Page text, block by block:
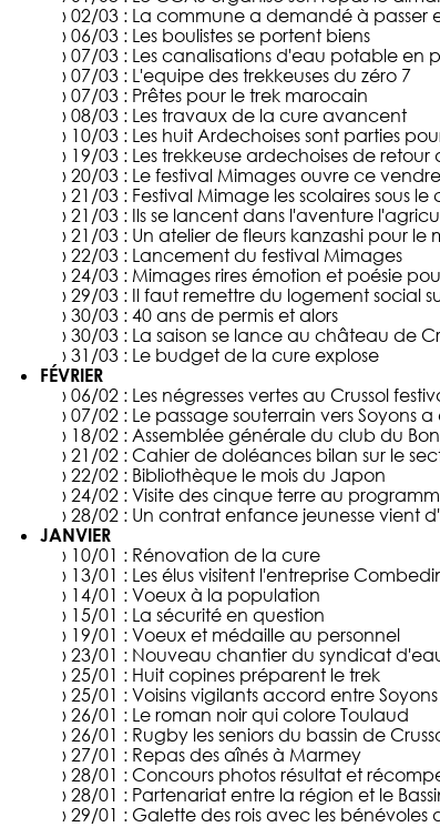
› 02/03 : La commune a demandé à passer
› 06/03 : Les boulistes se portent biens
› 07/03 : Les canalisations d'eau potable en
› 07/03 : L'equipe des trekkeuses du zéro 7
› 07/03 : Prêtes pour le trek marocain
› 08/03 : Les travaux de la cure avancent
› 10/03 : Les huit Ardechoises sont parties
› 19/03 : Les trekkeuse ardechoises de
› 20/03 : Le festival Mimages ouvre ce
› 21/03 : Festival Mimage les scolaires sous le
› 21/03 : Ils se lancent dans l'aventure
› 21/03 : Un atelier de fleurs kanzashi pour le
› 22/03 : Lancement du festival Mimages
› 24/03 : Mimages rires émotion et poésie
› 29/03 : Il faut remettre du logement social
› 30/03 : 40 ans de permis et alors
› 30/03 : La saison se lance au château de
› 31/03 : Le budget de la cure explose
FÉVRIER
› 06/02 : Les négresses vertes au Crussol
› 07/02 : Le passage souterrain vers Soyons
› 18/02 : Assemblée générale du club du
› 21/02 : Cahier de doléances bilan sur le
› 22/02 : Bibliothèque le mois du Japon
› 24/02 : Visite des cinque terre au
› 28/02 : Un contrat enfance jeunesse vient
JANVIER
› 10/01 : Rénovation de la cure
› 13/01 : Les élus visitent l'entreprise
› 14/01 : Voeux à la population
› 15/01 : La sécurité en question
› 19/01 : Voeux et médaille au personnel
› 23/01 : Nouveau chantier du syndicat
› 25/01 : Huit copines préparent le trek
› 25/01 : Voisins vigilants accord entre
› 26/01 : Le roman noir qui colore Toulaud
› 26/01 : Rugby les seniors du bassin de
› 27/01 : Repas des aînés à Marmey
› 28/01 : Concours photos résultat et
› 28/01 : Partenariat entre la région et le
› 29/01 : Galette des rois avec les bénévoles